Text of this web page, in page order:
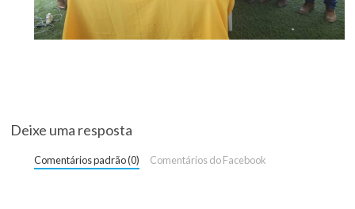
Deixe uma resposta
Comentários padrão (0) Comentários do Facebook